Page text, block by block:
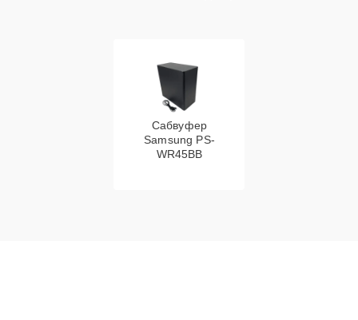
Сабвуфер
Samsung PS-
WR45BB